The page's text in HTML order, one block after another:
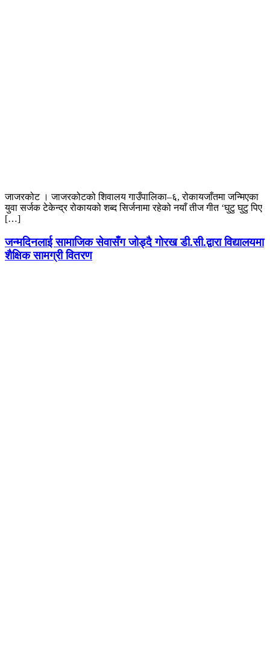
जाजरकोट । जाजरकोटको शिवालय गाउँपालिका–६, रोकायजाँतमा जन्मिएका
युवा सर्जक टेकेन्द्र रोकायको शब्द सिर्जनामा रहेको नयाँ तीज गीत ‘घुटु घुटु पिए
[…]
जन्मदिनलाई सामाजिक सेवासँग जोड्दै गोरख डी.सी.द्वारा विद्यालयमा
शैक्षिक सामग्री वितरण